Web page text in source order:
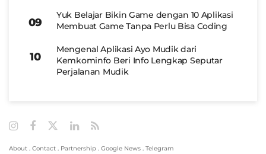
Yuk Belajar Bikin Game dengan 10 Aplikasi
Membuat Game Tanpa Perlu Bisa Coding
Mengenal Aplikasi Ayo Mudik dari
Kemkominfo Beri Info Lengkap Seputar
Perjalanan Mudik
About . Contact . Partnership . Google News . Telegram